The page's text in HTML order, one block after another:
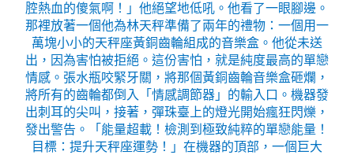
腔熱血的傻氣啊！」他絕望地低吼。他看了一眼腳邊。
那裡放著一個他為林天秤準備了兩年的禮物：一個用一
萬塊小小的天秤座黃銅齒輪組成的音樂盒。他從未送
出，因為害怕被拒絕。這份害怕，就是純度最高的單戀
情感。張水瓶咬緊牙關，將那個黃銅齒輪音樂盒砸爛，
將所有的齒輪都倒入「情感調節器」的輸入口。機器發
出刺耳的尖叫，接著，彈珠臺上的燈光開始瘋狂閃爍，
發出警告。「能量超載！檢測到極致純粹的單戀能量！
目標：提升天秤座運勢！」在機器的頂部，一個巨大